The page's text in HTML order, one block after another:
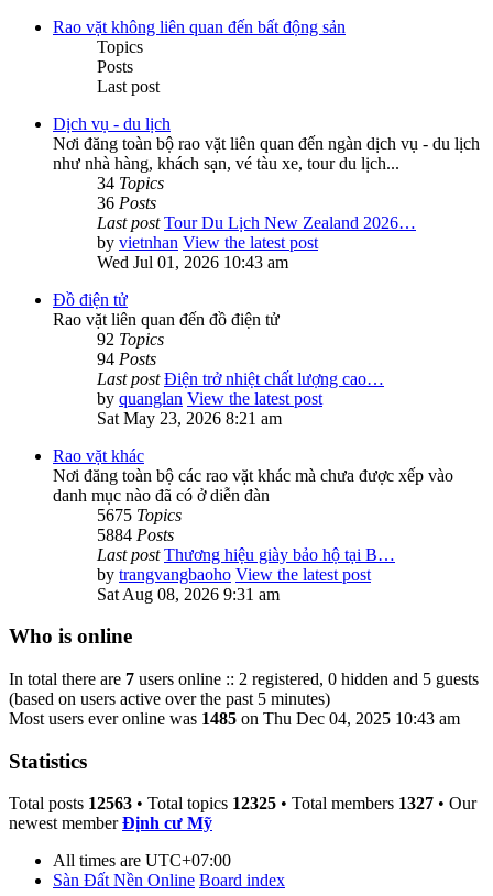
Rao vặt không liên quan đến bất động sản
Topics
Posts
Last post
Dịch vụ - du lịch
Nơi đăng toàn bộ rao vặt liên quan đến ngàn dịch vụ - du lịch
như nhà hàng, khách sạn, vé tàu xe, tour du lịch...
34 Topics
36 Posts
Last post Tour Du Lịch New Zealand 2026…
by vietnhan View the latest post
Wed Jul 01, 2026 10:43 am
Đồ điện tử
Rao vặt liên quan đến đồ điện tử
92 Topics
94 Posts
Last post Điện trở nhiệt chất lượng cao…
by quanglan View the latest post
Sat May 23, 2026 8:21 am
Rao vặt khác
Nơi đăng toàn bộ các rao vặt khác mà chưa được xếp vào
danh mục nào đã có ở diễn đàn
5675 Topics
5884 Posts
Last post Thương hiệu giày bảo hộ tại B…
by trangvangbaoho View the latest post
Sat Aug 08, 2026 9:31 am
Who is online
In total there are 7 users online :: 2 registered, 0 hidden and 5 guests
(based on users active over the past 5 minutes)
Most users ever online was 1485 on Thu Dec 04, 2025 10:43 am
Statistics
Total posts 12563 • Total topics 12325 • Total members 1327 • Our
newest memberĐịnh cư Mỹ
All times are UTC+07:00
Sàn Đất Nền Online Board index